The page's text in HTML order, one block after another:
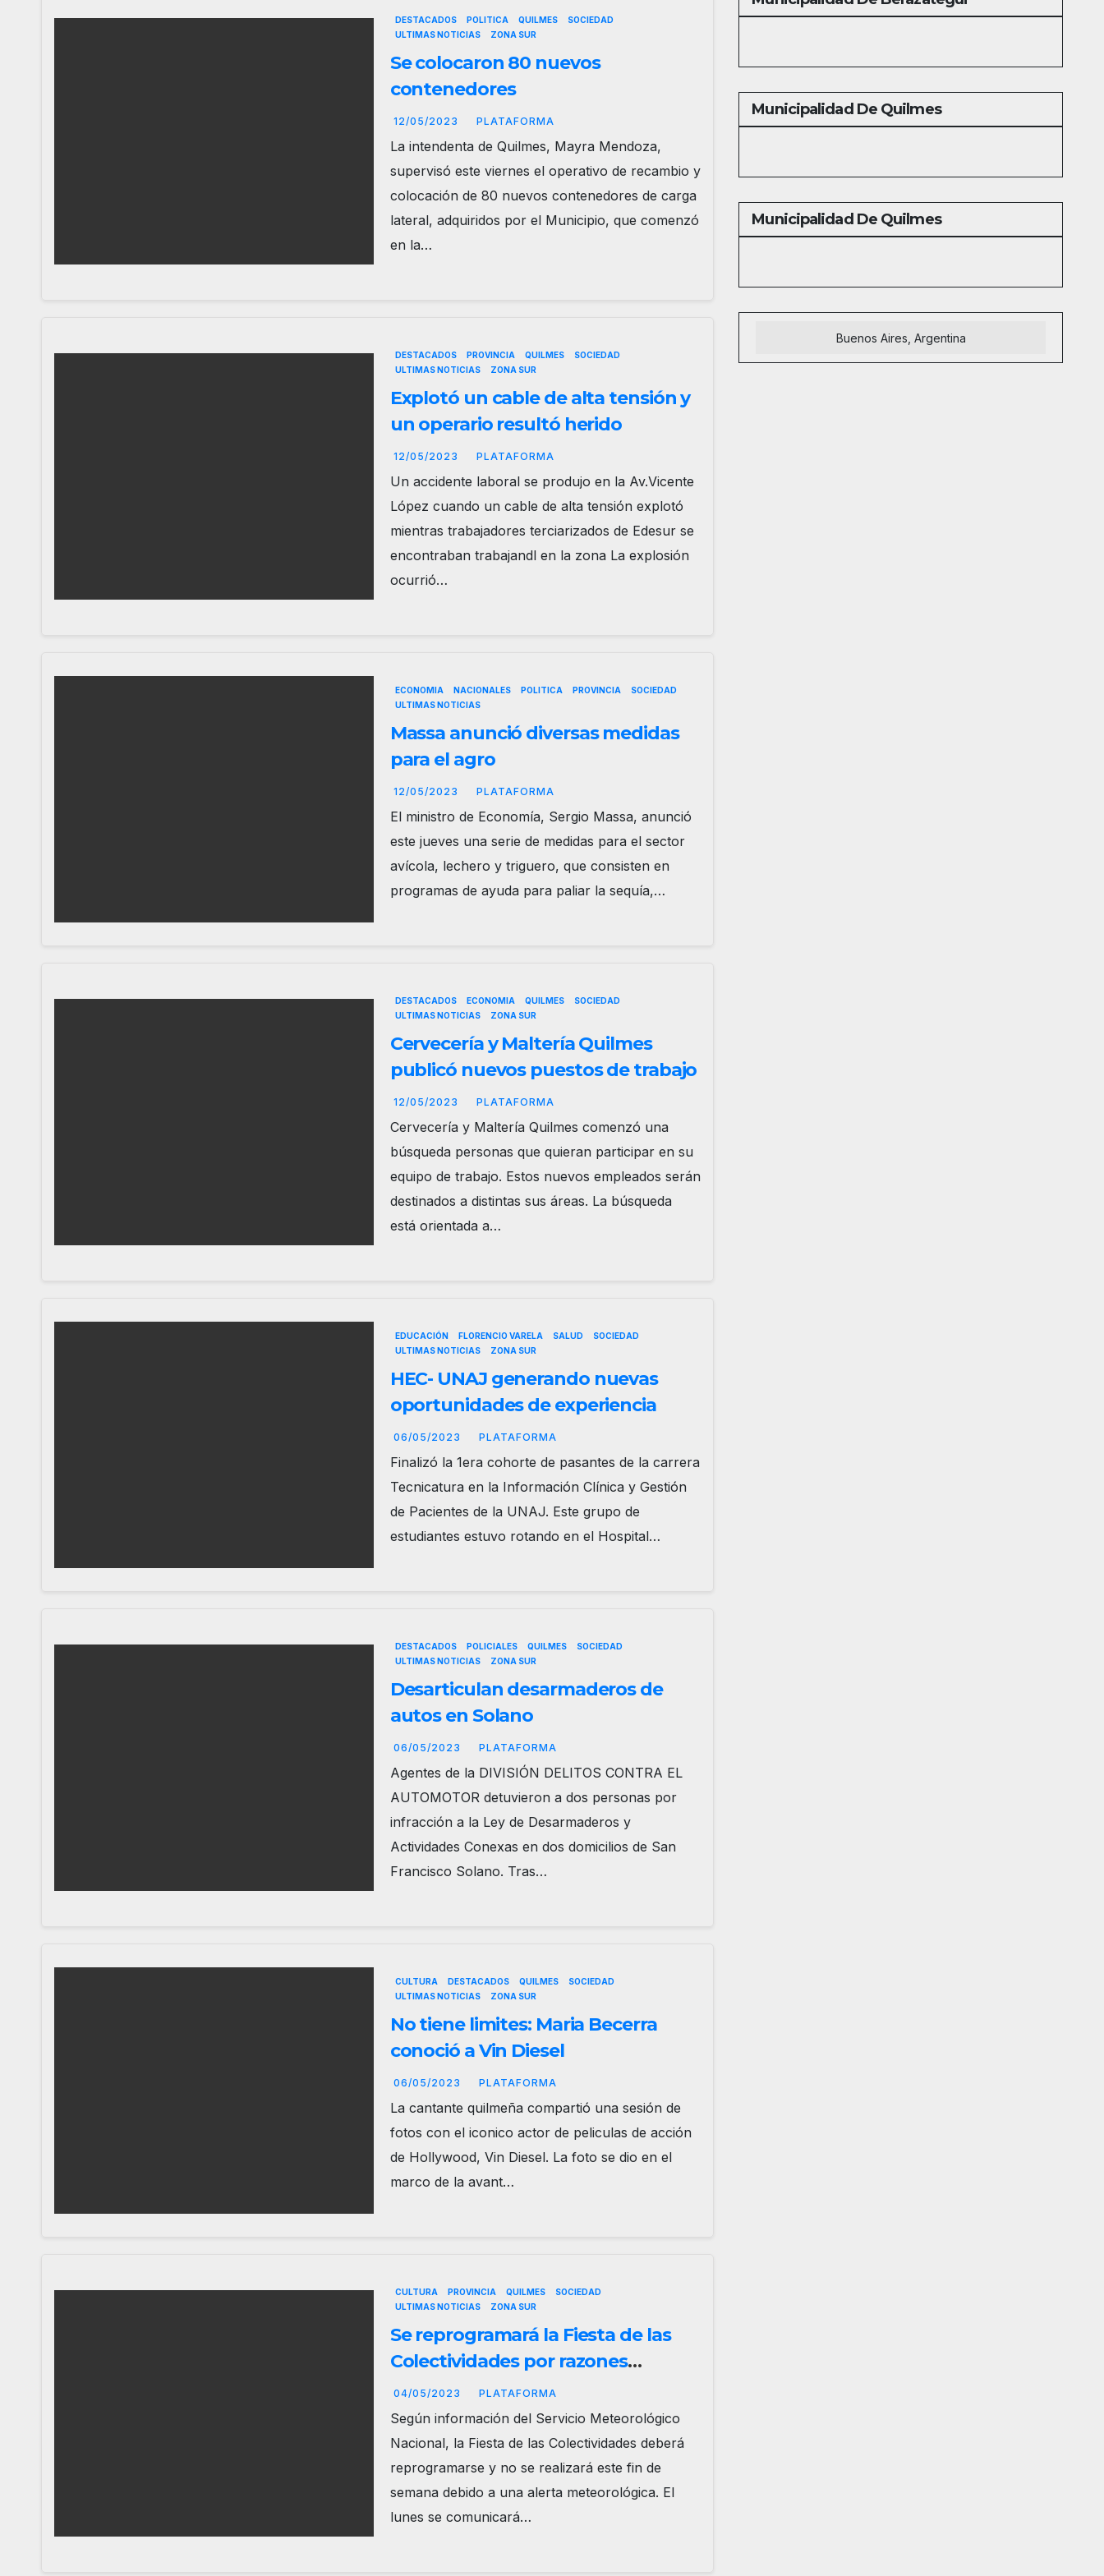
DESTACADOS POLITICA QUILMES
SOCIEDAD
ULTIMAS NOTICIAS
ZONA SUR
Se colocaron 80 nuevos
contenedores
12/05/2023 PLATAFORMA
La intendenta de Quilmes, Mayra Mendoza,
supervisó este viernes el operativo de recambio y
colocación de 80 nuevos contenedores de carga
lateral, adquiridos por el Municipio, que comenzó
en la…
DESTACADOS PROVINCIA QUILMES
SOCIEDAD
ULTIMAS NOTICIAS
ZONA SUR
Explotó un cable de alta tensión y
un operario resultó herido
12/05/2023 PLATAFORMA
Un accidente laboral se produjo en la Av.Vicente
López cuando un cable de alta tensión explotó
mientras trabajadores terciarizados de Edesur se
encontraban trabajandl en la zona La explosión
ocurrió…
ECONOMIA NACIONALES POLITICA PROVINCIA
SOCIEDAD
ULTIMAS NOTICIAS
Massa anunció diversas medidas
para el agro
12/05/2023 PLATAFORMA
El ministro de Economía, Sergio Massa, anunció
este jueves una serie de medidas para el sector
avícola, lechero y triguero, que consisten en
programas de ayuda para paliar la sequía,…
DESTACADOS ECONOMIA QUILMES
SOCIEDAD
ULTIMAS NOTICIAS
ZONA SUR
Cervecería y Maltería Quilmes
publicó nuevos puestos de trabajo
12/05/2023 PLATAFORMA
Cervecería y Maltería Quilmes comenzó una
búsqueda personas que quieran participar en su
equipo de trabajo. Estos nuevos empleados serán
destinados a distintas sus áreas. La búsqueda
está orientada a…
EDUCACIÓN FLORENCIO VARELA SALUD
SOCIEDAD
ULTIMAS NOTICIAS
ZONA SUR
HEC- UNAJ generando nuevas
oportunidades de experiencia
06/05/2023 PLATAFORMA
Finalizó la 1era cohorte de pasantes de la carrera
Tecnicatura en la Información Clínica y Gestión
de Pacientes de la UNAJ. Este grupo de
estudiantes estuvo rotando en el Hospital…
DESTACADOS POLICIALES QUILMES
SOCIEDAD
ULTIMAS NOTICIAS
ZONA SUR
Desarticulan desarmaderos de
autos en Solano
06/05/2023 PLATAFORMA
Agentes de la DIVISIÓN DELITOS CONTRA EL
AUTOMOTOR detuvieron a dos personas por
infracción a la Ley de Desarmaderos y
Actividades Conexas en dos domicilios de San
Francisco Solano. Tras…
CULTURA DESTACADOS QUILMES
SOCIEDAD
ULTIMAS NOTICIAS
ZONA SUR
No tiene limites: Maria Becerra
conoció a Vin Diesel
06/05/2023 PLATAFORMA
La cantante quilmeña compartió una sesión de
fotos con el iconico actor de peliculas de acción
de Hollywood, Vin Diesel. La foto se dio en el
marco de la avant…
CULTURA PROVINCIA QUILMES
SOCIEDAD
ULTIMAS NOTICIAS
ZONA SUR
Se reprogramará la Fiesta de las
Colectividades por razones
climaticas
04/05/2023 PLATAFORMA
Según información del Servicio Meteorológico
Nacional, la Fiesta de las Colectividades deberá
reprogramarse y no se realizará este fin de
semana debido a una alerta meteorológica. El
lunes se comunicará…
Municipalidad De Quilmes
Municipalidad De Quilmes
Buenos Aires, Argentina